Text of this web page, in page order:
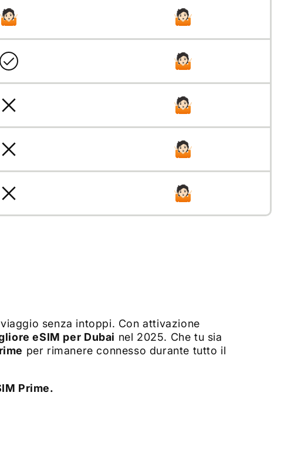
senza intoppi. Con attivazione
eSIM per Dubai nel 2025. Che tu sia
per rimanere connesso durante tutto il
Prime.